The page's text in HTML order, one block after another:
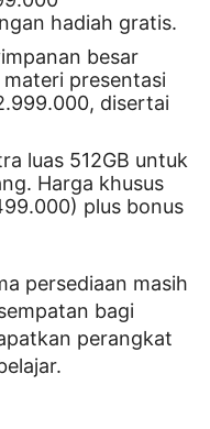
hadiah gratis.
besar
presentasi
disertai
luas 512GB untuk
Harga khusus
plus bonus
persediaan masih
bagi
perangkat